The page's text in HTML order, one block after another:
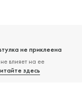
не приклеена
влияет на ее
здесь